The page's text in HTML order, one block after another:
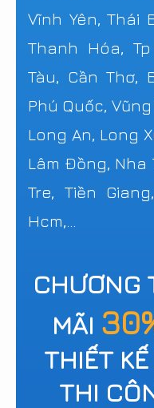
Vĩnh Yên, Thái
Thanh Hóa,
Tàu, Cần Thơ,
Phú Quốc,
Long An, Long
Lâm Đồng, Nha
Tre, Tiền
Hcm,...
CHƯƠNG
MÃI
THIẾT
THI